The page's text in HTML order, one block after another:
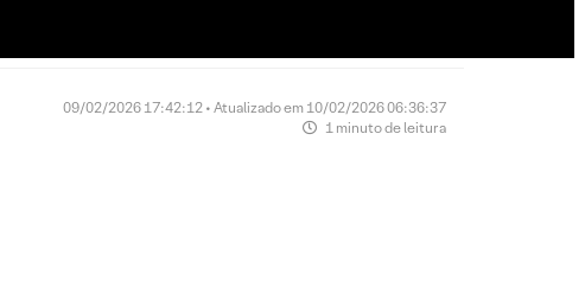
09/02/2026 17:42:12 • Atualizado em 10/02/2026 06:36:37
1 minuto de leitura